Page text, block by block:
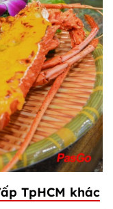
TpHCM khác